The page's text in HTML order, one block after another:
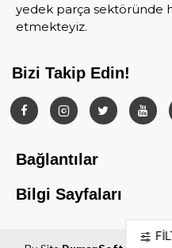
yedek parça sektöründe
etmekteyiz.
Bizi Takip Edin!
Bağlantılar
Bilgi Sayfaları